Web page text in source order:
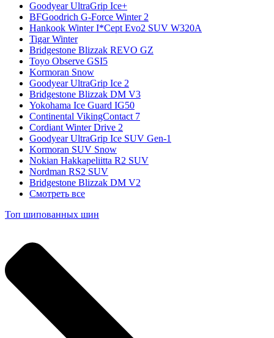
Goodyear UltraGrip Ice+
BFGoodrich G-Force Winter 2
Hankook Winter I*Cept Evo2 SUV W320A
Tigar Winter
Bridgestone Blizzak REVO GZ
Toyo Observe GSI5
Kormoran Snow
Goodyear UltraGrip Ice 2
Bridgestone Blizzak DM V3
Yokohama Ice Guard IG50
Continental VikingContact 7
Cordiant Winter Drive 2
Goodyear UltraGrip Ice SUV Gen-1
Kormoran SUV Snow
Nokian Hakkapeliitta R2 SUV
Nordman RS2 SUV
Bridgestone Blizzak DM V2
Смотреть все
Топ шипованных шин